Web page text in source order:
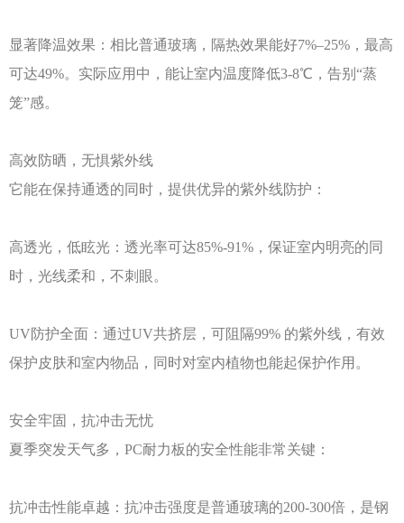
显著降温效果：相比普通玻璃，隔热效果能好7%–25%，最高
可达49%。实际应用中，能让室内温度降低3-8℃，告别“蒸
笼”感。
高效防晒，无惧紫外线
它能在保持通透的同时，提供优异的紫外线防护：
高透光，低眩光：透光率可达85%-91%，保证室内明亮的同
时，光线柔和，不刺眼。
UV防护全面：通过UV共挤层，可阻隔99% 的紫外线，有效
保护皮肤和室内物品，同时对室内植物也能起保护作用。
安全牢固，抗冲击无忧
夏季突发天气多， PC耐力板的安全性能非常关键：
抗冲击性能卓越：抗冲击强度是普通玻璃的200-300倍，是钢